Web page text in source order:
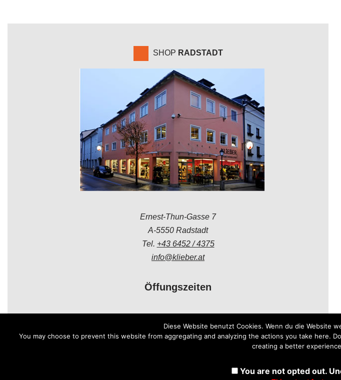
SHOP RADSTADT
Ernest-Thun-Gasse 7
A-5550 Radstadt
Tel. +43 6452 / 4375
info@klieber.at
Öffungszeiten
08.00 - 12.00 Uhr
Diese Website benutzt Cookies. Wenn du die Website
You may choose to prevent this website from aggregating and analyzing the actions you take here.
creating a better
You are not opted out.